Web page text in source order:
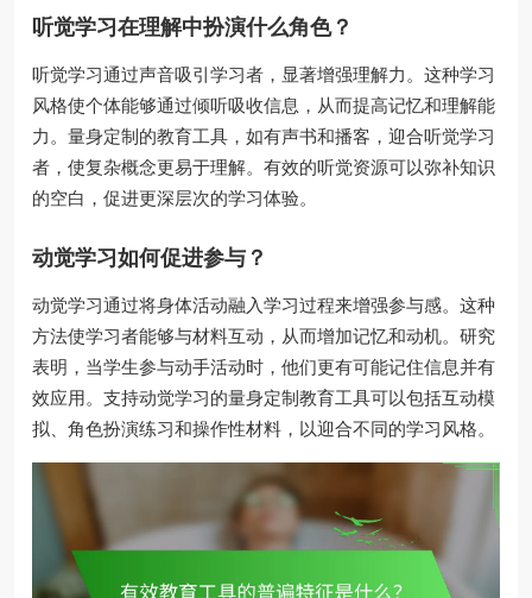
听觉学习在理解中扮演什么角色？
听觉学习通过声音吸引学习者，显著增强理解力。这种学习
风格使个体能够通过倾听吸收信息，从而提高记忆和理解能
力。量身定制的教育工具，如有声书和播客，迎合听觉学习
者，使复杂概念更易于理解。有效的听觉资源可以弥补知识
的空白，促进更深层次的学习体验。
动觉学习如何促进参与？
动觉学习通过将身体活动融入学习过程来增强参与感。这种
方法使学习者能够与材料互动，从而增加记忆和动机。研究
表明，当学生参与动手活动时，他们更有可能记住信息并有
效应用。支持动觉学习的量身定制教育工具可以包括互动模
拟、角色扮演练习和操作性材料，以迎合不同的学习风格。